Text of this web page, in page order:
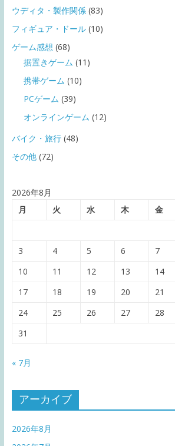
ウディタ・製作関係(83)
フィギュア・ドール(10)
ゲーム感想 (68)
据置きゲーム (11)
携帯ゲーム (10)
PCゲーム (39)
オンラインゲーム (12)
バイク・旅行(48)
その他(72)
2026年8月
月
火 水 木 金
3
4 5 6 7
10
11 12 13 14
17
18 19 20 21
24
25 26 27 28
31
« 7月
アーカイブ
2026年8月